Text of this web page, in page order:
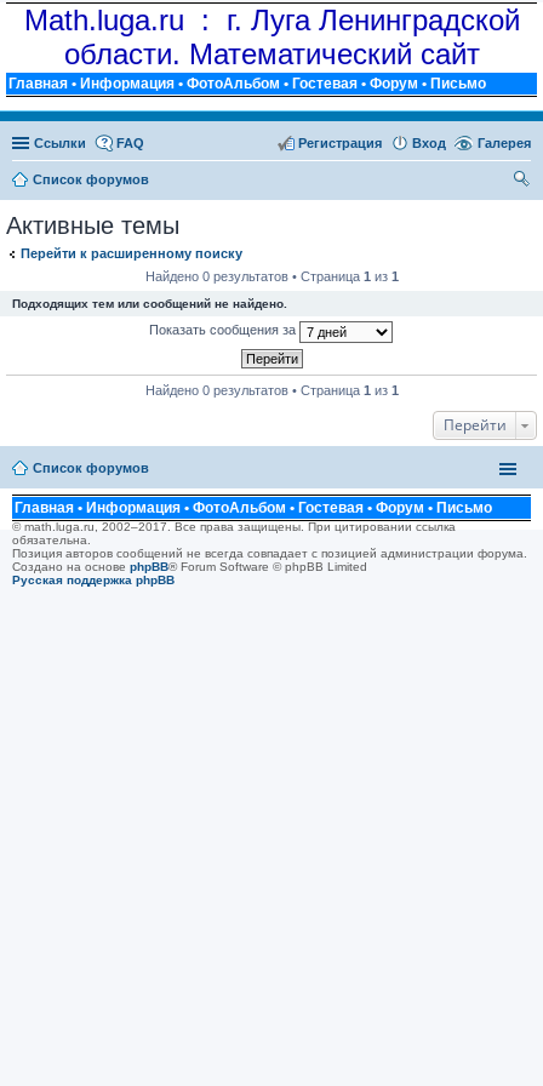
Math.luga.ru : г. Луга Ленинградской
области. Математический сайт
Главная • Информация • ФотоАльбом • Гостевая • Форум • Письмо
Ссылки Галерея
FAQ Вход
Регистрация
Список форумов
Активные темы
Перейти к расширенному поиску
Найдено 0 результатов • Страница 1 из 1
Подходящих тем или сообщений не найдено.
Показать сообщения за
Найдено 0 результатов • Страница 1 из 1
Перейти
Список форумов
Главная • Информация • ФотоАльбом • Гостевая • Форум • Письмо
© math.luga.ru, 2002–2017. Все права защищены. При цитировании ссылка
обязательна.
Позиция авторов сообщений не всегда совпадает с позицией администрации форума.
Создано на основе phpBB® Forum Software © phpBB Limited
Русская поддержка phpBB